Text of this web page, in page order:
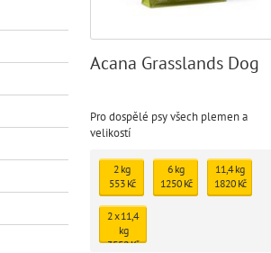
Acana Grasslands Dog
Pro dospělé psy všech plemen a
velikostí
2 kg
553 Kč
6 kg
1250 Kč
11,4 kg
1820 Kč
2 x 11,4
kg
3552 Kč